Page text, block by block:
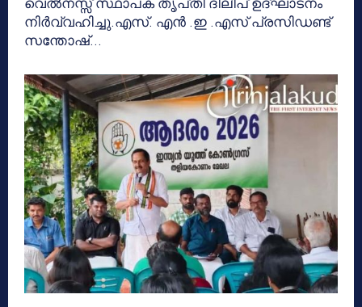
നിർവ്വഹിച്ചു.എസ്. എൻ .ഇ .എസ് പ്രസിഡണ്ട്
സന്തോഷ്...